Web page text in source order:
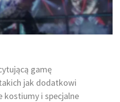
gamę
jak dodatkowi
kostiumy i specjalne